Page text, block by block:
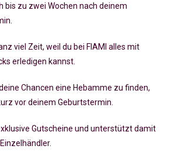
bis zu zwei Wochen nach deinem
viel Zeit, weil du bei FIAMI alles mit
erledigen kannst.
Chancen eine Hebamme zu finden,
vor deinem Geburtstermin
Gutscheine und unterstützt damit